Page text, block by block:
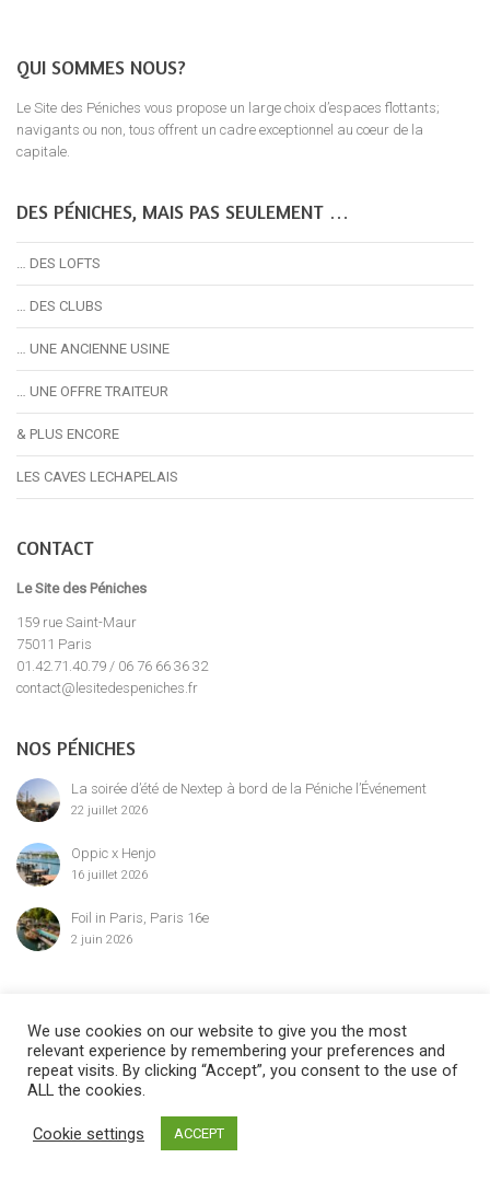
QUI SOMMES NOUS?
Le Site des Péniches vous propose un large choix d’espaces flottants;
navigants ou non, tous offrent un cadre exceptionnel au coeur de la
capitale.
DES PÉNICHES, MAIS PAS SEULEMENT …
… DES LOFTS
… DES CLUBS
… UNE ANCIENNE USINE
… UNE OFFRE TRAITEUR
& PLUS ENCORE
LES CAVES LECHAPELAIS
CONTACT
Le Site des Péniches
159 rue Saint-Maur
75011 Paris
01.42.71.40.79 / 06 76 66 36 32
contact@lesitedespeniches.fr
NOS PÉNICHES
La soirée d’été de Nextep à bord de la Péniche l’Événement
22 juillet 2026
Oppic x Henjo
16 juillet 2026
Foil in Paris, Paris 16e
2 juin 2026
©2024 Le Site des Péniches,privatisation, location et réservation des
péniches parisiennes
We use cookies on our website to give you the most
relevant experience by remembering your preferences and
repeat visits. By clicking “Accept”, you consent to the use of
ALL the cookies.
Cookie settings ACCEPT